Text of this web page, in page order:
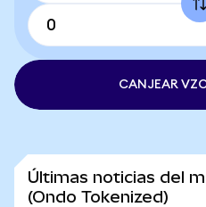
CANJEAR
Últimas noticias del
(Ondo Tokenized)